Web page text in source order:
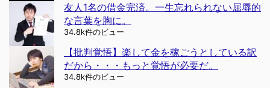
友人1名の借金完済。一生忘れられない屈辱的
な言葉を胸に。
34.8k件のビュー
【批判覚悟】楽して金を稼ごうとしている訳
だから・・・もっと覚悟が必要だ。
34.8k件のビュー